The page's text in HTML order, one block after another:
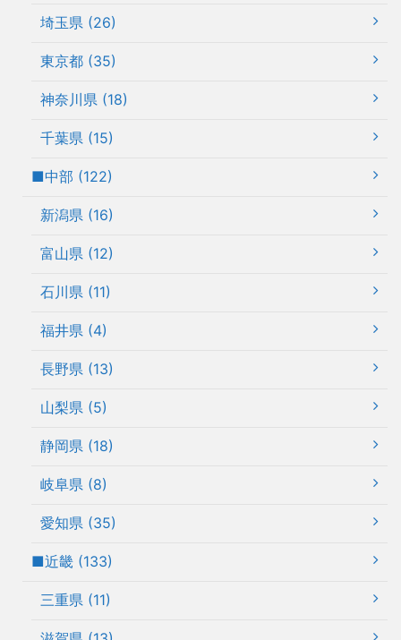
埼玉県 (26)
東京都 (35)
神奈川県 (18)
千葉県 (15)
■中部 (122)
新潟県 (16)
富山県 (12)
石川県 (11)
福井県 (4)
長野県 (13)
山梨県 (5)
静岡県 (18)
岐阜県 (8)
愛知県 (35)
■近畿 (133)
三重県 (11)